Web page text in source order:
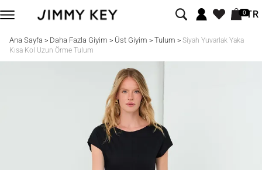
0TR
Ana Sayfa > Daha Fazla Giyim > Üst Giyim > Tulum > Siyah Yuvarlak Yaka
Kısa Kol Uzun Örme Tulum